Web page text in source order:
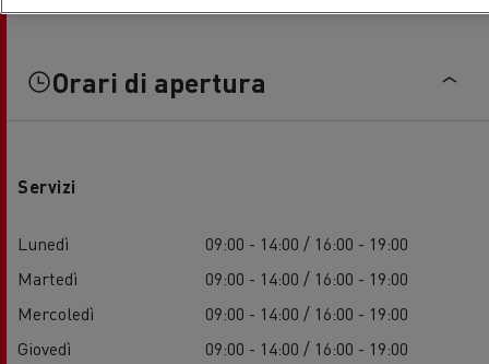
Orari di apertura
Servizi
Lunedì
09:00 - 14:00 / 16:00 - 19:00
Martedì
09:00 - 14:00 / 16:00 - 19:00
Mercoledì
09:00 - 14:00 / 16:00 - 19:00
Giovedì
09:00 - 14:00 / 16:00 - 19:00